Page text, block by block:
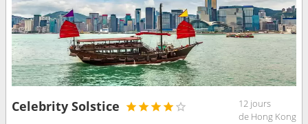
Celebrity Solstice
12 jours
de Hong Kong